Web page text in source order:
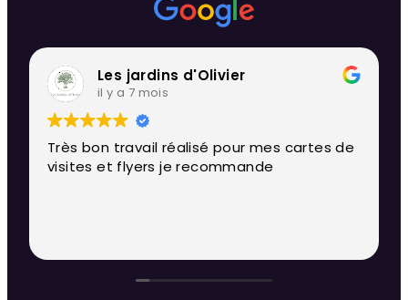
Les jardins d'Olivier
il y a 7 mois
Très bon travail réalisé pour mes cartes de
visites et flyers je recommande